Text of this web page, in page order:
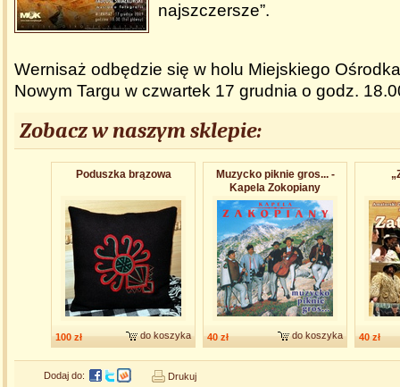
najszczersze”.
Wernisaż odbędzie się w holu Miejskiego
Nowym Targu w czwartek 17 grudnia o godz.
Zobacz w naszym sklepie:
Poduszka brązowa
100 zł do koszyka
Muzycko piknie gros... -
Kapela Zokopiany
40 zł do koszyka 40 zł
Dodaj do: Drukuj